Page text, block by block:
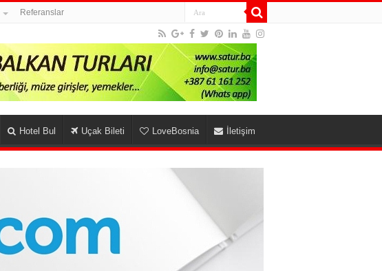
Referanslar
Hotel Bul Uçak Bileti LoveBosnia İletişim